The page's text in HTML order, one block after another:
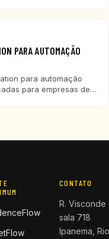
PARA AUTOMAÇÃO
para automação
para empresas de
CONTATO
R.
sala 718
Ipanema,